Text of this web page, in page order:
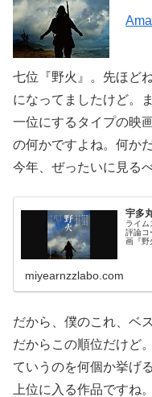
七位『野火』。先ほど
になってましたけど。
一位にするタイプの映
の何かですよね。何か
今年、ぜったいに見る
宇多
ライム
評論コ
画『野
miyearnzzlabo.com
だから、僕のこれ、ベ
だからこの順位だけど
ていうのを何個か挙げ
上位に入る作品ですね